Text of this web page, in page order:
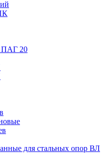
ПАГ 20
для стальных опор ВЛ